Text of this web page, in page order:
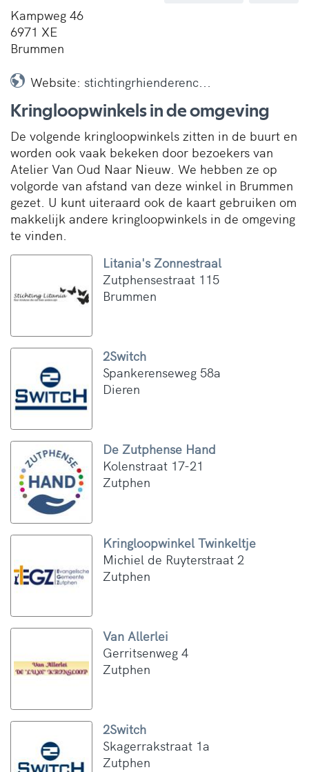
Kampweg 46
6971 XE
Brummen
Website: stichtingrhienderenc...
Kringloopwinkels in de omgeving
De volgende kringloopwinkels zitten in de buurt en
worden ook vaak bekeken door bezoekers van
Atelier Van Oud Naar Nieuw. We hebben ze op
volgorde van afstand van deze winkel in Brummen
gezet. U kunt uiteraard ook de kaart gebruiken om
makkelijk andere kringloopwinkels in de omgeving
te vinden.
Litania's Zonnestraal
Zutphensestraat 115
Brummen
2Switch
Spankerenseweg 58a
Dieren
De Zutphense Hand
Kolenstraat 17-21
Zutphen
Kringloopwinkel Twinkeltje
Michiel de Ruyterstraat 2
Zutphen
Van Allerlei
Gerritsenweg 4
Zutphen
2Switch
Skagerrakstraat 1a
Zutphen